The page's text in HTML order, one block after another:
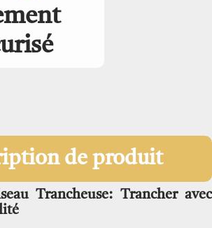
de produit
Trancheuse: Trancher avec